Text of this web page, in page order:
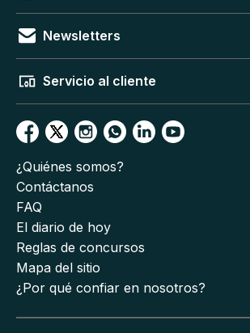
Newsletters
Servicio al cliente
¿Quiénes somos?
Contáctanos
FAQ
El diario de hoy
Reglas de concursos
Mapa del sitio
¿Por qué confiar en nosotros?